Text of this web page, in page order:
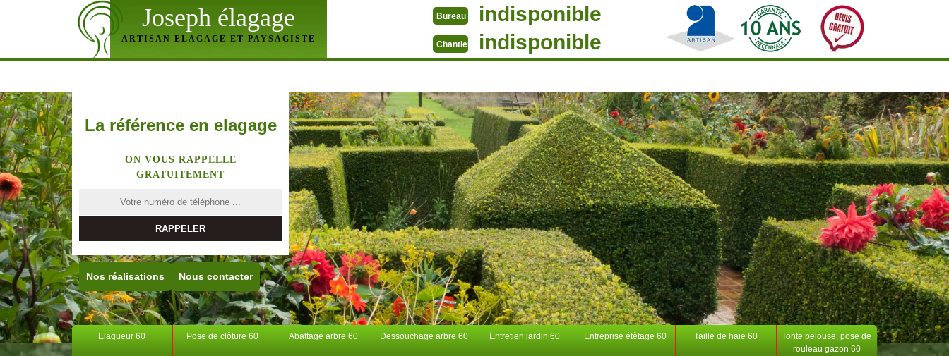
Joseph élagage
ARTISAN ELAGAGE ET PAYSAGISTE
Bureau indisponible
Chantier indisponible
La référence en elagage
ON VOUS RAPPELLE
GRATUITEMENT
Nos réalisations Nous contacter
Elagueur 60 Pose de clôture 60 Abattage arbre 60 Dessouchage arbre 60 Entretien jardin 60 Entreprise étêtage 60 Taille de haie 60
Tonte pelouse, pose de
rouleau gazon 60